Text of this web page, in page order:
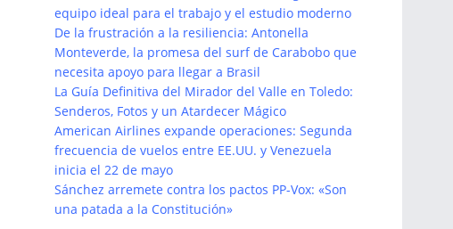
equipo ideal para el trabajo y el estudio moderno
De la frustración a la resiliencia: Antonella
Monteverde, la promesa del surf de Carabobo que
necesita apoyo para llegar a Brasil
La Guía Definitiva del Mirador del Valle en Toledo:
Senderos, Fotos y un Atardecer Mágico
American Airlines expande operaciones: Segunda
frecuencia de vuelos entre EE.UU. y Venezuela
inicia el 22 de mayo
Sánchez arremete contra los pactos PP-Vox: «Son
una patada a la Constitución»